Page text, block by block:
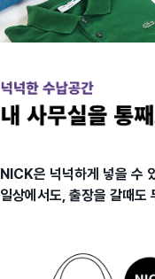
NICK은 넉넉하게 넣을 수
일상에서도, 출장을 갈때도